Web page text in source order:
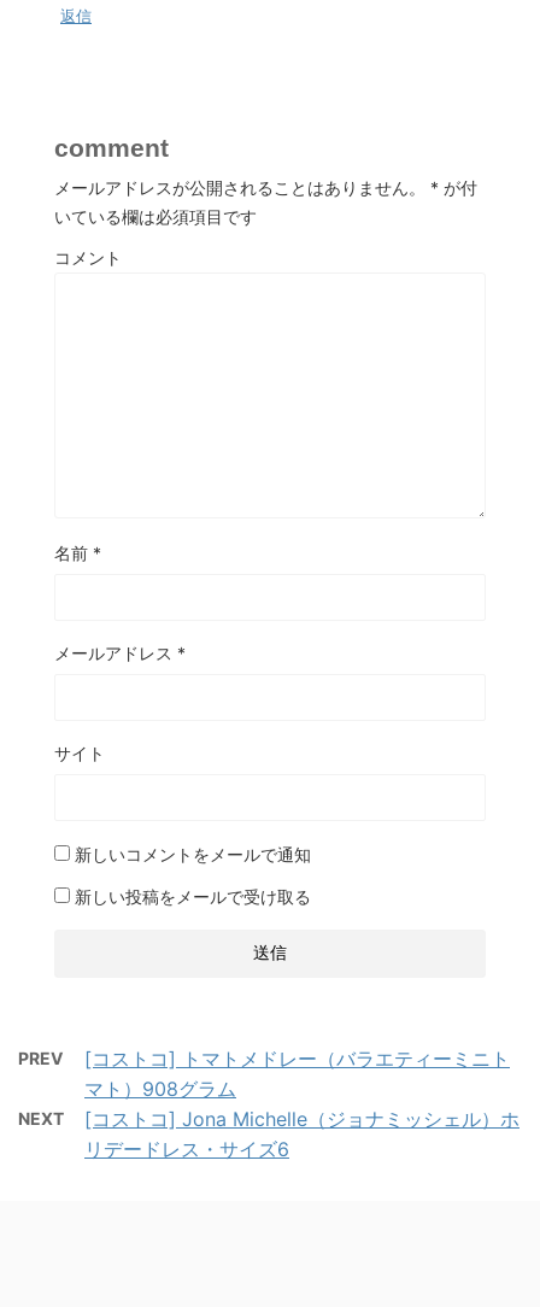
返信
comment
メールアドレスが公開されることはありません。 * が付
いている欄は必須項目です
コメント
名前 *
メールアドレス *
サイト
新しいコメントをメールで通知
新しい投稿をメールで受け取る
PREV
[コストコ] トマトメドレー（バラエティーミニト
マト）908グラム
NEXT
[コストコ] Jona Michelle（ジョナミッシェル）ホ
リデードレス・サイズ6